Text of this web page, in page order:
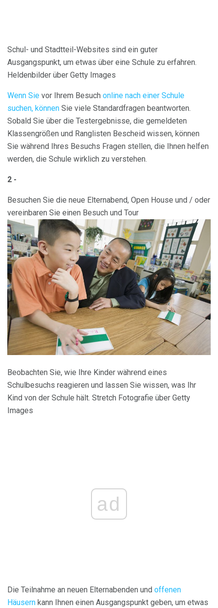
Schul- und Stadtteil-Websites sind ein guter
Ausgangspunkt, um etwas über eine Schule zu erfahren.
Heldenbilder über Getty Images
Wenn Sie vor Ihrem Besuch online nach einer Schule
suchen, können Sie viele Standardfragen beantworten.
Sobald Sie über die Testergebnisse, die gemeldeten
Klassengrößen und Ranglisten Bescheid wissen, können
Sie während Ihres Besuchs Fragen stellen, die Ihnen helfen
werden, die Schule wirklich zu verstehen.
2 -
Besuchen Sie die neue Elternabend, Open House und / oder
vereinbaren Sie einen Besuch und Tour
Beobachten Sie, wie Ihre Kinder während eines
Schulbesuchs reagieren und lassen Sie wissen, was Ihr
Kind von der Schule hält. Stretch Fotografie über Getty
Images
ad
Die Teilnahme an neuen Elternabenden und offenen
Häusern kann Ihnen einen Ausgangspunkt geben, um etwas